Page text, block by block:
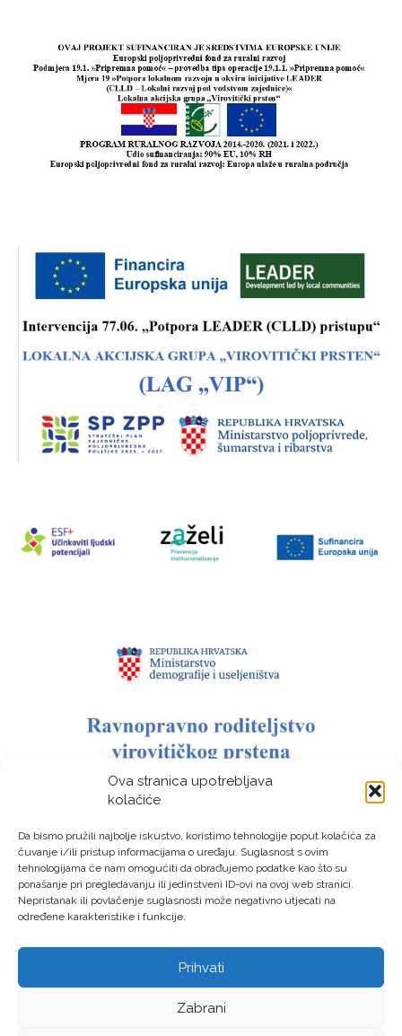
Ova stranica upotrebljava
kolačiće
Da bismo pružili najbolje iskustvo, koristimo tehnologije poput kolačića za
čuvanje i/ili pristup informacijama o uređaju. Suglasnost s ovim
tehnologijama će nam omogućiti da obrađujemo podatke kao što su
ponašanje pri pregledavanju ili jedinstveni ID-ovi na ovoj web stranici.
Nepristanak ili povlačenje suglasnosti može negativno utjecati na
određene karakteristike i funkcije.
Prihvati
Zabrani
LAG “Virovitički prsten” © Sva prava pridržana – Izrada:
LM DIGITAL